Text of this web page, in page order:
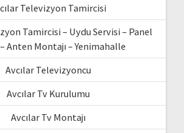
Televizyon Tamircisi
Tamircisi – Uydu Servisi – Panel
Anten Montajı – Yenimahalle
Avcılar Televizyoncu
Avcılar Tv Kurulumu
Avcılar Tv Montajı